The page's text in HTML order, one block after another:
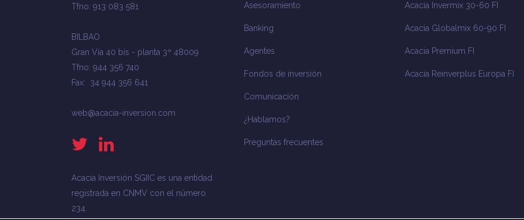
Tfno: 913 083 581
BILBAO
Gran Vía 40 bis - planta 3ª 48009
Tfno: 944 356 740
Fax: 34 944 356 641
web@acacia-inversion.com
Acacia Inversión SGIIC es una entidad
registrada en CNMV con el número
234.
Asesoramiento
Banking
Agentes
Fondos de inversión
Comunicación
¿Hablamos?
Preguntas frecuentes
Acacia Invermix 30-60 FI
Acacia Globalmix 60-90 FI
Acacia Premium FI
Acacia Reinverplus Europa FI